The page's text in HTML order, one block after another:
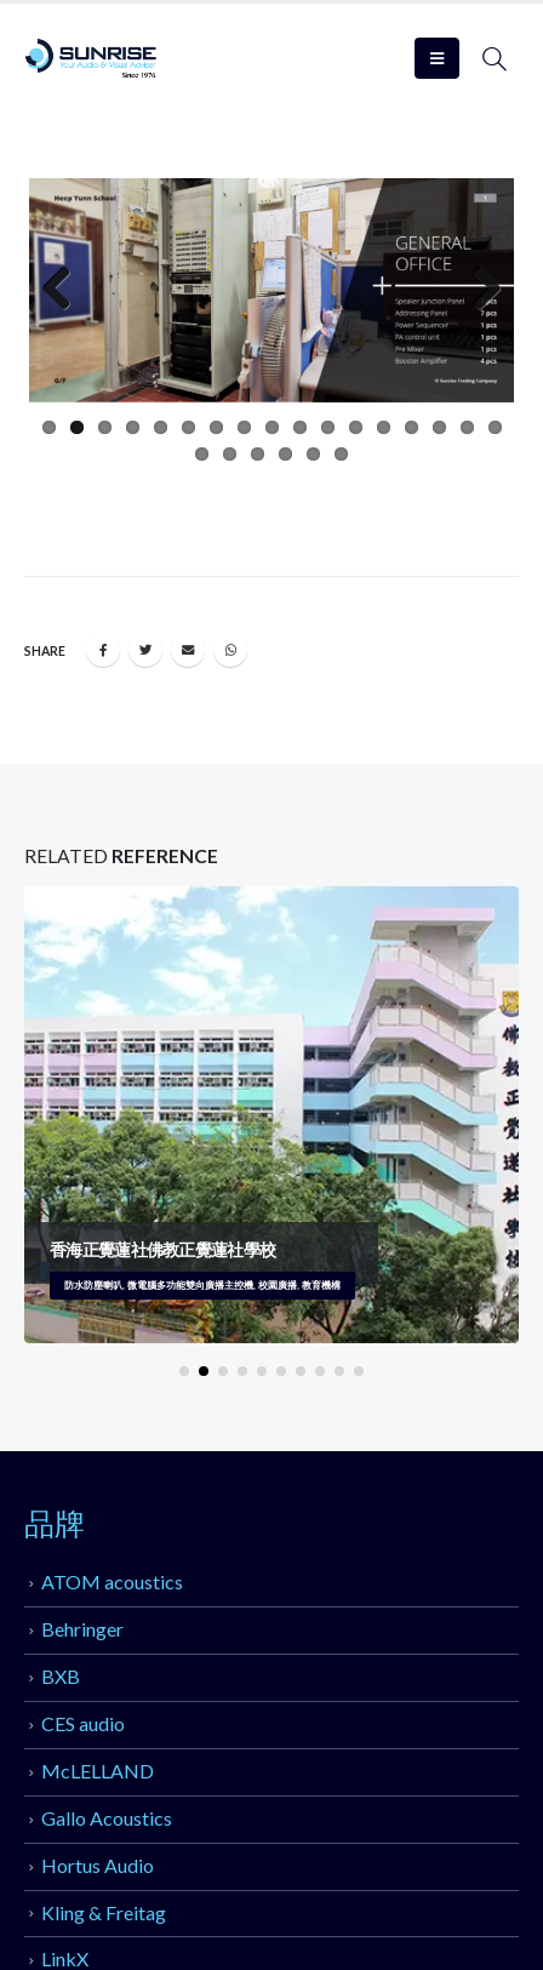
Previous Next
SHARE
RELATED REFERENCE
香海正覺蓮社佛教正覺蓮社學校
防水防塵喇叭, 微電腦多功能雙向廣播主控機, 校園廣播, 教育機構
品牌
ATOM acoustics
Behringer
BXB
CES audio
McLELLAND
Gallo Acoustics
Hortus Audio
Kling & Freitag
LinkX